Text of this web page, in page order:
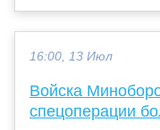
16:00, 13 Июл
Войска
спецоперации